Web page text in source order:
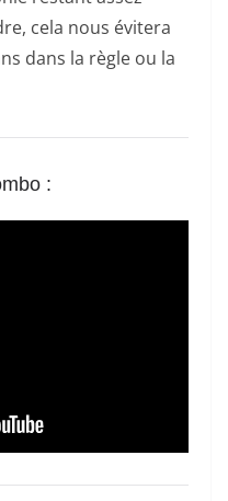
cela nous évitera
dans la règle ou la
: